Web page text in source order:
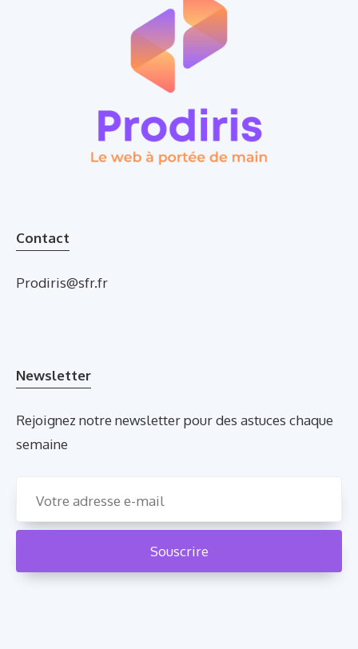
Contact
Prodiris@sfr.fr
Newsletter
Rejoignez notre newsletter pour des astuces chaque
semaine